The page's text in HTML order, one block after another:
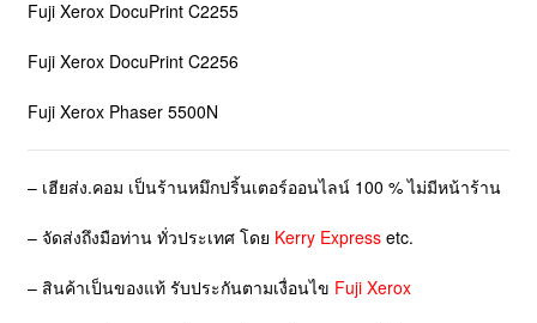
Fuji Xerox DocuPrint C2255
Fuji Xerox DocuPrint C2256
Fuji Xerox Phaser 5500N
– เฮียส่ง.คอม เป็นร้านหมึกปริ้นเตอร์ออนไลน์ 100 % ไม่มีหน้าร้าน
– จัดส่งถึงมือท่าน ทั่วประเทศ โดย Kerry Expressetc.
– สินค้าเป็นของแท้ รับประกันตามเงื่อนไข Fuji Xerox